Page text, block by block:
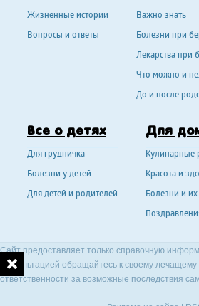
Жизненные истории
Вопросы и ответы
Важно знать
Болезни при
Лекарства при
Что можно и
До и после
Все о детях
Для грудничка
Болезни у детей
Для детей и родителей
Для
Кулинарные
Красота и
Болезни и
Сайт предоставляет только справочную
консультацией обращайтесь к своему
ответственности за возможные последствия